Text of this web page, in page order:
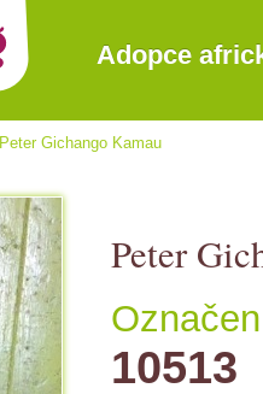
Adopce
Peter Gichango Kamau
Peter
10513